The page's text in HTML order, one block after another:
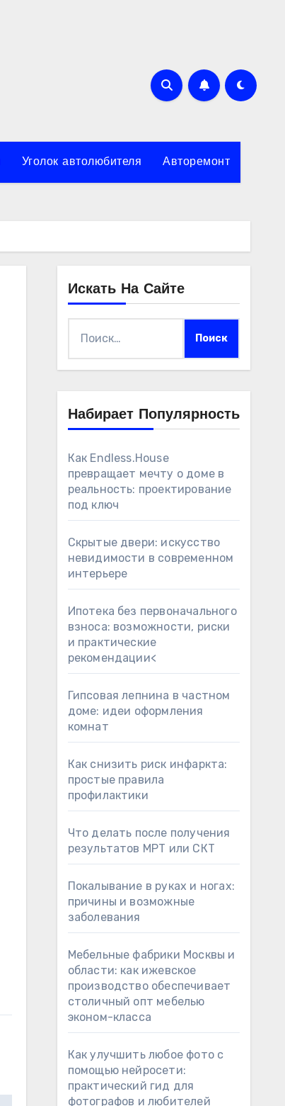
Уголок автолюбителя Авторемонт
Искать На Сайте
Набирает Популярность
Как Endless.House
превращает мечту о доме в
реальность: проектирование
под ключ
Скрытые двери: искусство
невидимости в современном
интерьере
Ипотека без первоначального
взноса: возможности, риски
и практические
рекомендации<
Гипсовая лепнина в частном
доме: идеи оформления
комнат
Как снизить риск инфаркта:
простые правила
профилактики
Что делать после получения
результатов МРТ или СКТ
Покалывание в руках и ногах:
причины и возможные
заболевания
Мебельные фабрики Москвы и
области: как ижевское
производство обеспечивает
столичный опт мебелью
эконом-класса
Как улучшить любое фото с
помощью нейросети:
практический гид для
фотографов и любителей